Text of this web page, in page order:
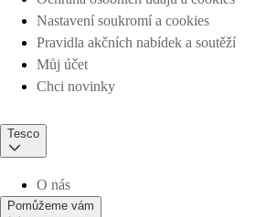
Nastavení soukromí a cookies
Pravidla akčních nabídek a soutěží
Můj účet
Chci novinky
Tesco
O nás
Pomůžeme vám